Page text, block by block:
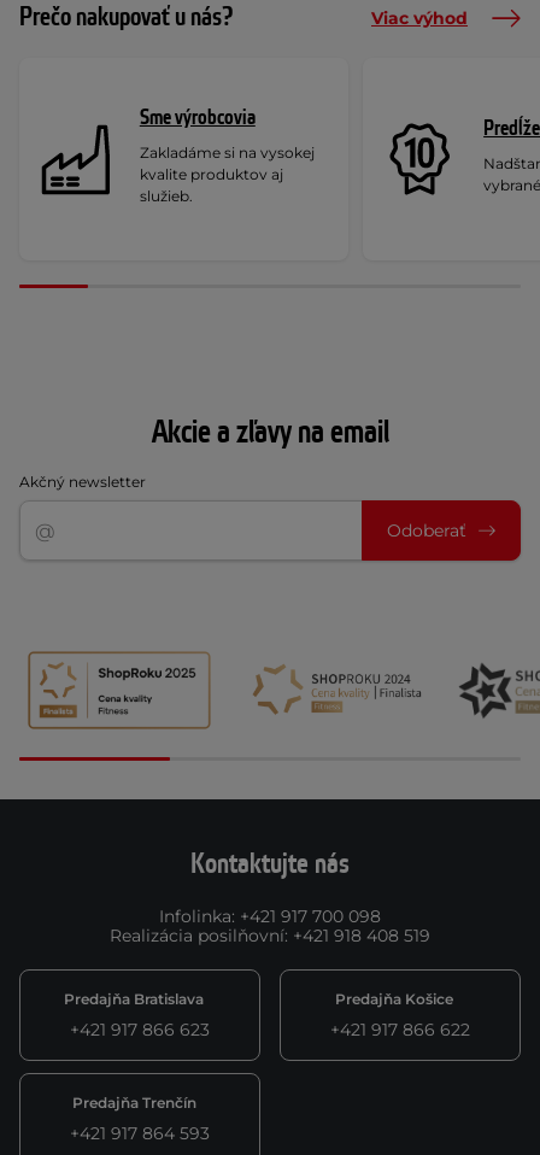
Prečo nakupovať u nás? Viac výhod
Sme výrobcovia
Zakladáme si na vysokej
kvalite produktov aj
služieb.
Akcie a zľavy na email
Akčný newsletter
Odoberať
Kontaktujte nás
Infolinka: +421 917 700 098
Realizácia posilňovní: +421 918 408 519
Predajňa Bratislava
+421 917 866 623
Predajňa Košice
+421 917 866 622
Predajňa Trenčín
+421 917 864 593